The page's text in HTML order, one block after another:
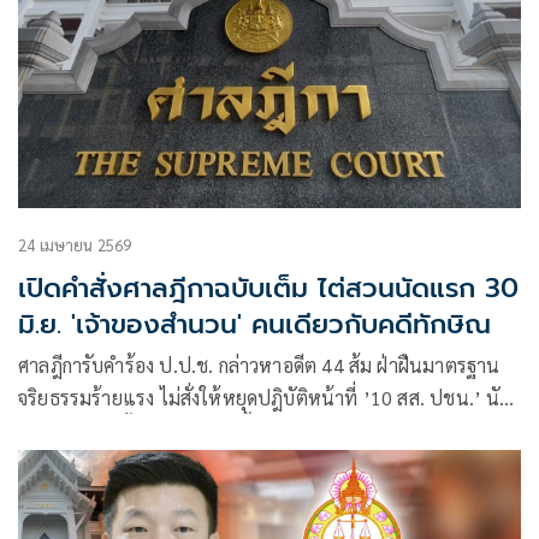
24 เมษายน 2569
เปิดคำสั่งศาลฎีกาฉบับเต็ม ไต่สวนนัดแรก 30
มิ.ย. 'เจ้าของสำนวน' คนเดียวกับคดีทักษิณ
ศาลฎีการับคำร้อง ป.ป.ช. กล่าวหาอดีต 44 ส้ม ฝ่าฝืนมาตรฐาน
จริยธรรมร้ายแรง ไม่สั่งให้หยุดปฎิบัติหน้าที่ ’10 สส. ปชน.’ นัด
คดีชั้น 14